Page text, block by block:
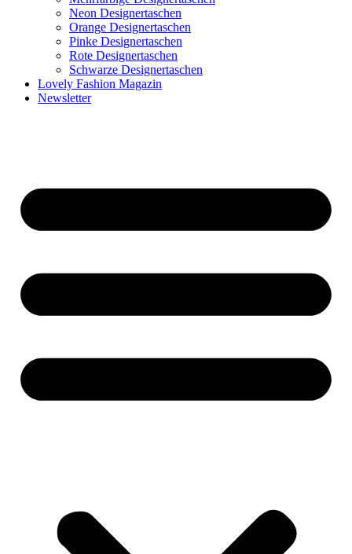
Neon Designertaschen
Orange Designertaschen
Pinke Designertaschen
Rote Designertaschen
Schwarze Designertaschen
Lovely Fashion Magazin
Newsletter